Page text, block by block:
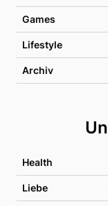
Games
Lifestyle
Archiv
Health
Liebe